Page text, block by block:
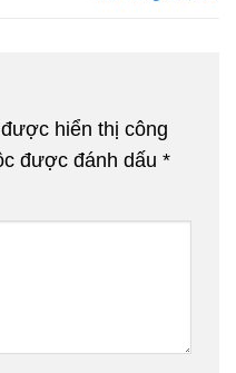
hiển thị công
được đánh dấu *